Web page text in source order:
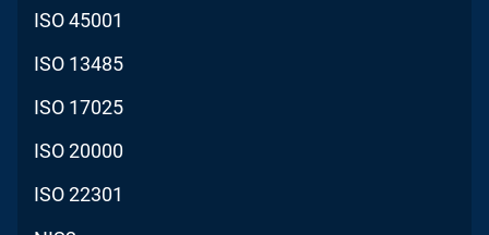
ISO 45001
ISO 13485
ISO 17025
ISO 20000
ISO 22301